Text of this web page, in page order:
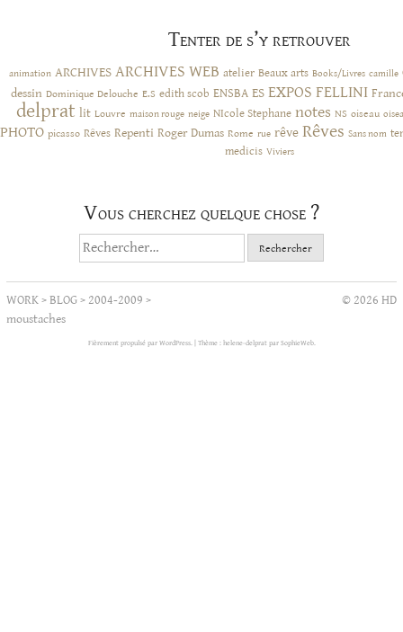
Tenter de s’y retrouver
animation ARCHIVES ARCHIVES WEB atelier Beaux arts Books/Livres camille
dessin Dominique Delouche E.S edith scob ENSBA ES EXPOS FELLINI
delprat lit Louvre maison rouge neige NIcole Stephane notes NS oiseau
PHOTO picasso Rêves Repenti Roger Dumas Rome rue rêve Rêves Sans nom
medicis Viviers
Vous cherchez quelque chose ?
Rechercher :
WORK>BLOG> 2004-2009 >
moustaches
© 2026 HD
Fièrement propulsé par WordPress. Thème : helene-delprat par SophieWeb.